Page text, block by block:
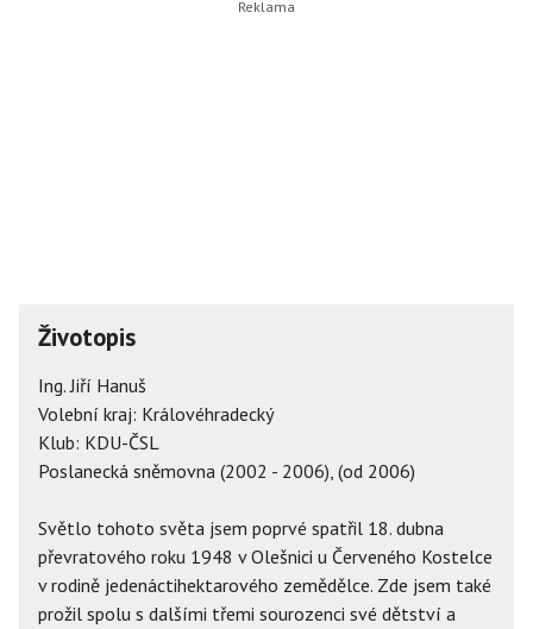
Životopis
Ing. Jiří Hanuš
Volební kraj: Královéhradecký
Klub: KDU-ČSL
Poslanecká sněmovna (2002 - 2006), (od 2006)
Světlo tohoto světa jsem poprvé spatřil 18. dubna
převratového roku 1948 v Olešnici u Červeného Kostelce
v rodině jedenáctihektarového zemědělce. Zde jsem také
prožil spolu s dalšími třemi sourozenci své dětství a